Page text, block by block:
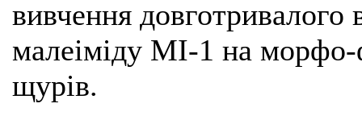
вивчення довготривалого
малеіміду МІ-1 на морфо-
щурів.